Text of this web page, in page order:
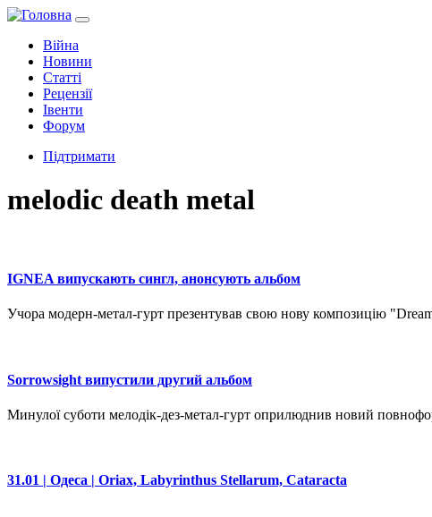
Війна
Новини
Статті
Рецензії
Івенти
Форум
Підтримати
melodic death metal
IGNEA випускають сингл, анонсують альбом
Учора модерн-метал-гурт презентував свою нову композицію
Sorrowsight випустили другий альбом
Минулої суботи мелодік-дез-метал-гурт оприлюднив новий
31.01 | Одеса | Oriax, Labyrinthus Stellarum, Cataracta